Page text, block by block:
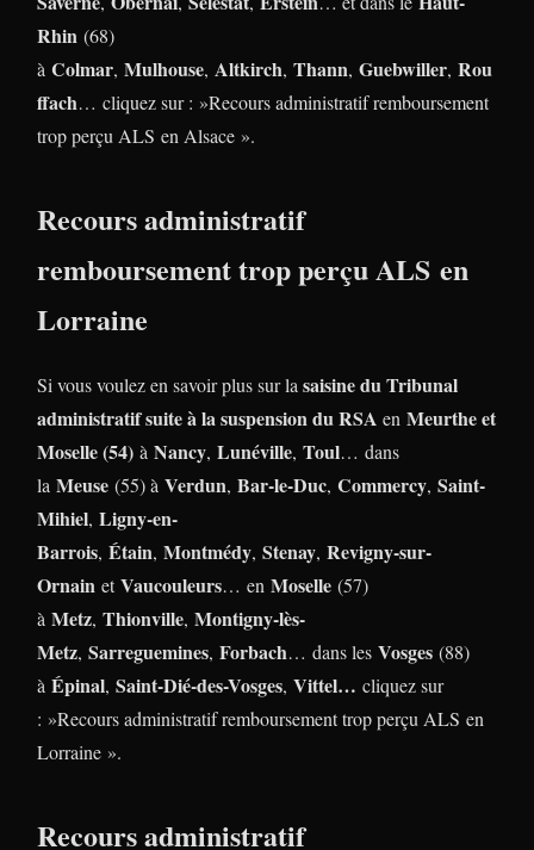
Rhin (68)
à Colmar, Mulhouse, Altkirch, Thann, Guebwiller, Rou
ffach… cliquez sur : »Recours administratif remboursement
trop perçu ALS en Alsace ».
Recours administratif
remboursement trop perçu ALS en
Lorraine
Si vous voulez en savoir plus sur la saisine du Tribunal
administratif suite à la suspension du RSA en Meurthe et
Moselle (54) à Nancy, Lunéville, Toul… dans
la Meuse (55) à Verdun, Bar-le-Duc, Commercy, Saint-
Mihiel, Ligny-en-
Barrois, Étain, Montmédy, Stenay, Revigny-sur-
Ornain etVaucouleurs… en Moselle (57)
à Metz, Thionville, Montigny-lès-
Metz, Sarreguemines, Forbach… dans les Vosges (88)
à Épinal, Saint-Dié-des-Vosges, Vittel… cliquez sur
: »Recours administratif remboursement trop perçu ALS en
Lorraine ».
Recours administratif